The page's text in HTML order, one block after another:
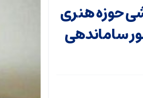
حوزه هنری
کشور ساماندهی